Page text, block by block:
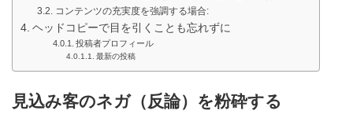
コンテンツの充実度を強調する場合:
ヘッドコピーで目を引くことも忘れずに
投稿者プロフィール
最新の投稿
見込み客のネガ（反論）を粉砕する